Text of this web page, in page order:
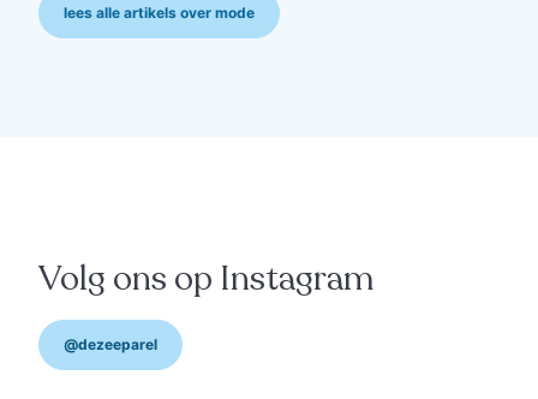
lees alle artikels over mode
Volg ons op Instagram
@dezeeparel